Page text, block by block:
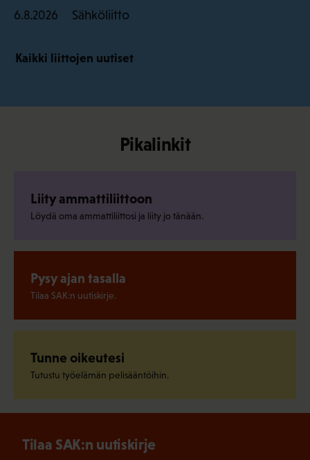
6.8.2026 Sähköliitto
Kaikki liittojen uutiset
Pikalinkit
Liity ammattiliittoon
Löydä oma ammattiliittosi ja liity jo tänään.
Pysy ajan tasalla
Tilaa SAK:n uutiskirje.
Tunne oikeutesi
Tutustu työelämän pelisääntöihin.
Tilaa SAK:n uutiskirje